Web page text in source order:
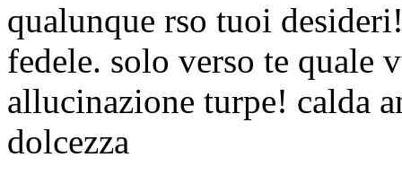
qualunque rso tuoi
fedele. solo verso te quale
allucinazione turpe! calda
dolcezza